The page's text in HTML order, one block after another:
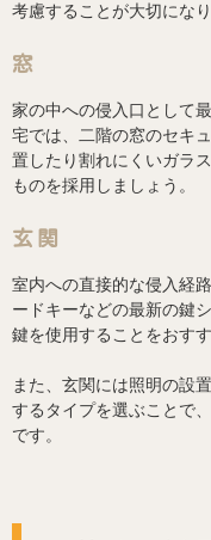
考慮することが大切になり
窓
家の中への侵入口として
宅では、二階の窓のセキ
置したり割れにくいガラ
ものを採用しましょう。
玄関
室内への直接的な侵入経
ードキーなどの最新の鍵
鍵を使用することをおすす
また、玄関には照明の設
するタイプを選ぶことで
です。